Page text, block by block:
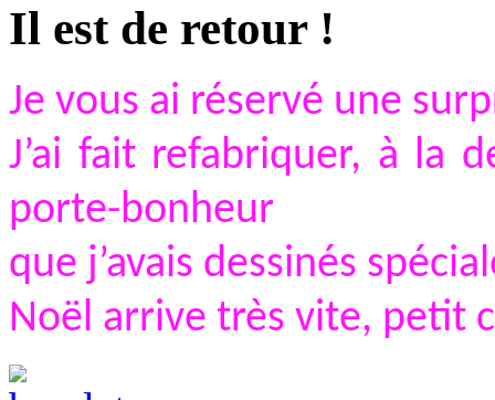
Il est de retour !
Je vous ai réservé une
J’ai fait refabriquer, à la
porte-bonheur
que j’avais dessinés
Noël arrive très vite, petit